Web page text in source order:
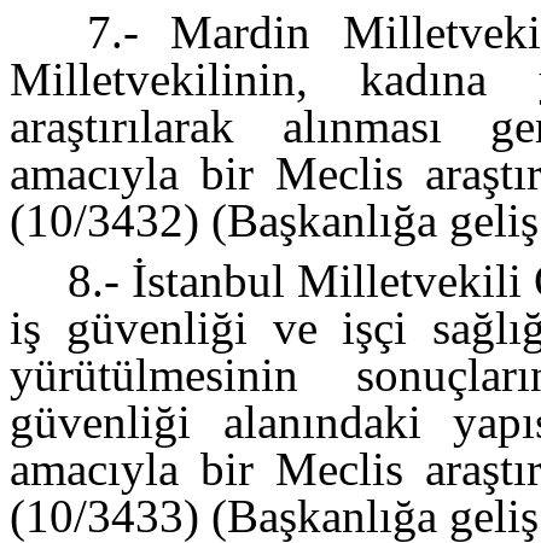
7.- Mardin
Milletvekilinin, kadına
araştırılarak alınması
amacıyla bir Meclis
(10/3432) (Başkanlığa
8.- İstanbul Milletvekili
iş güvenliği ve işçi
yürütülmesinin
güvenliği alanındaki
amacıyla bir Meclis
(10/3433) (Başkanlığa